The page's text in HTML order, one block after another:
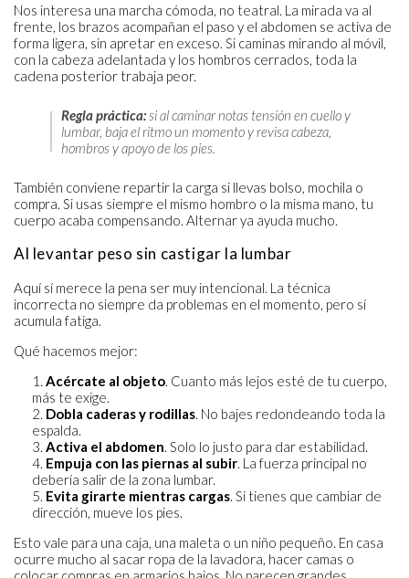
Nos interesa una marcha cómoda, no teatral. La mirada va al
frente, los brazos acompañan el paso y el abdomen se activa de
forma ligera, sin apretar en exceso. Si caminas mirando al móvil,
con la cabeza adelantada y los hombros cerrados, toda la
cadena posterior trabaja peor.
Regla práctica:si al caminar notas tensión en cuello y
lumbar, baja el ritmo un momento y revisa cabeza,
hombros y apoyo de los pies.
También conviene repartir la carga si llevas bolso, mochila o
compra. Si usas siempre el mismo hombro o la misma mano, tu
cuerpo acaba compensando. Alternar ya ayuda mucho.
Al levantar peso sin castigar la lumbar
Aquí sí merece la pena ser muy intencional. La técnica
incorrecta no siempre da problemas en el momento, pero sí
acumula fatiga.
Qué hacemos mejor:
Acércate al objeto . Cuanto más lejos esté de tu cuerpo,
más te exige.
Dobla caderas y rodillas . No bajes redondeando toda la
espalda.
Activa el abdomen . Solo lo justo para dar estabilidad.
Empuja con las piernas al subir . La fuerza principal no
debería salir de la zona lumbar.
Evita girarte mientras cargas . Si tienes que cambiar de
dirección, mueve los pies.
Esto vale para una caja, una maleta o un niño pequeño. En casa
ocurre mucho al sacar ropa de la lavadora, hacer camas o